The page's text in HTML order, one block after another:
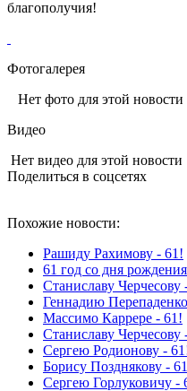
благополучия!
Фотогалерея
Нет фото для этой новости
Видео
Нет видео для этой новости
Поделиться в соцсетях
Похожие новости:
Рашиду Рахимову - 61!
61 год со дня
Станиславу Черчесову
Геннадию
Массимо Каррере - 61!
Станиславу Черчесову
Сергею Родионову -
Борису Позднякову -
Сергею Горлуковичу -